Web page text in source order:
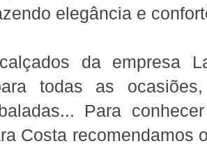
elegância e
da empresa
todas as
Para
Costa recomendamos